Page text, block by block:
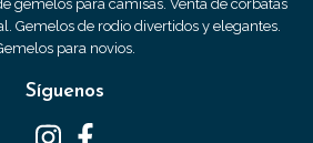
gemelos para camisas. Venta de corbatas
Gemelos de rodio divertidos y elegantes.
para novios.
Síguenos